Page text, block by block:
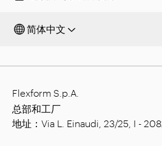
简体中文
Flexform S.p.A.
总部和工厂
地址：Via L. Einaudi, 23/25, I -